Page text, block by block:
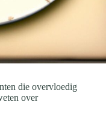
die overvloedig
over